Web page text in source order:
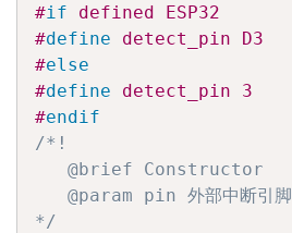
#if defined ESP32
#define detect_pin D3
#else
#define detect_pin 3
#endif
/*!
   @brief Constructor
   @param pin 外部中断引脚
*/